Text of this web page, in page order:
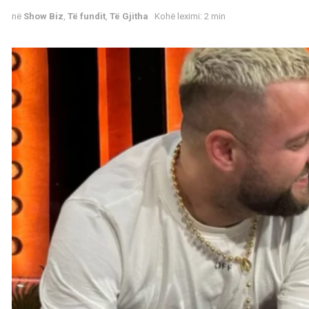
në Show Biz Të fundit Të Gjitha Kohë leximi: 2 min